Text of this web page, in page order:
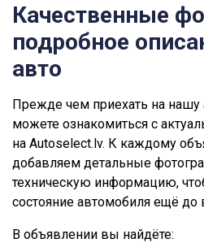
Качественные
подробное
авто
Прежде чем приехать на нашу
можете ознакомиться с
на Autoselect.lv. К каждому
добавляем детальные
техническую информацию,
состояние автомобиля ещё до
В объявлении вы найдёте: